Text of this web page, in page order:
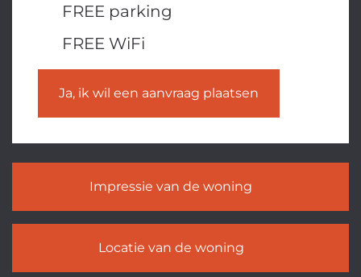
FREE parking
FREE WiFi
Ja, ik wil een aanvraag plaatsen
Impressie van de woning
Locatie van de woning